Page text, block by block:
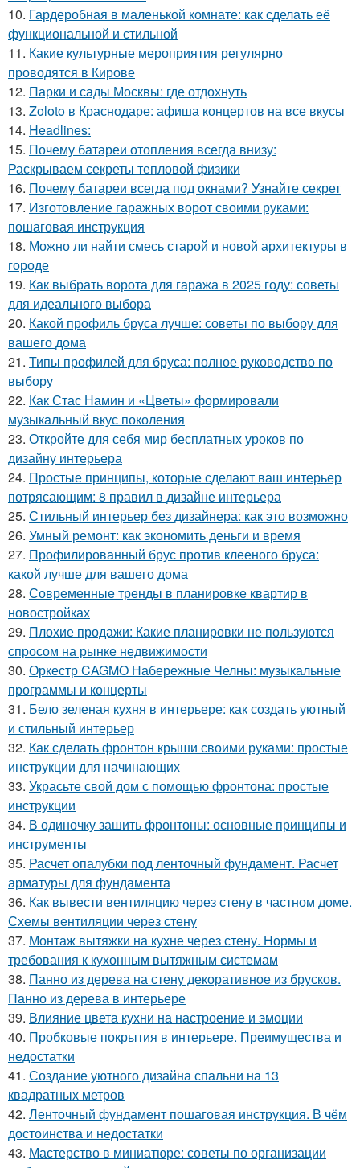
10. Гардеробная в маленькой комнате: как сделать её
функциональной и стильной
11. Какие культурные мероприятия регулярно
проводятся в Кирове
12. Парки и сады Москвы: где отдохнуть
13. Zoloto в Краснодаре: афиша концертов на все вкусы
14. Headlines:
15. Почему батареи отопления всегда внизу:
Раскрываем секреты тепловой физики
16. Почему батареи всегда под окнами? Узнайте секрет
17. Изготовление гаражных ворот своими руками:
пошаговая инструкция
18. Можно ли найти смесь старой и новой архитектуры в
городе
19. Как выбрать ворота для гаража в 2025 году: советы
для идеального выбора
20. Какой профиль бруса лучше: советы по выбору для
вашего дома
21. Типы профилей для бруса: полное руководство по
выбору
22. Как Стас Намин и «Цветы» формировали
музыкальный вкус поколения
23. Откройте для себя мир бесплатных уроков по
дизайну интерьера
24. Простые принципы, которые сделают ваш интерьер
потрясающим: 8 правил в дизайне интерьера
25. Стильный интерьер без дизайнера: как это возможно
26. Умный ремонт: как экономить деньги и время
27. Профилированный брус против клееного бруса:
какой лучше для вашего дома
28. Современные тренды в планировке квартир в
новостройках
29. Плохие продажи: Какие планировки не пользуются
спросом на рынке недвижимости
30. Оркестр CAGMO Набережные Челны: музыкальные
программы и концерты
31. Бело зеленая кухня в интерьере: как создать уютный
и стильный интерьер
32. Как сделать фронтон крыши своими руками: простые
инструкции для начинающих
33. Украсьте свой дом с помощью фронтона: простые
инструкции
34. В одиночку зашить фронтоны: основные принципы и
инструменты
35. Расчет опалубки под ленточный фундамент. Расчет
арматуры для фундамента
36. Как вывести вентиляцию через стену в частном доме.
Схемы вентиляции через стену
37. Монтаж вытяжки на кухне через стену. Нормы и
требования к кухонным вытяжным системам
38. Панно из дерева на стену декоративное из брусков.
Панно из дерева в интерьере
39. Влияние цвета кухни на настроение и эмоции
40. Пробковые покрытия в интерьере. Преимущества и
недостатки
41. Создание уютного дизайна спальни на 13
квадратных метров
42. Ленточный фундамент пошаговая инструкция. В чём
достоинства и недостатки
43. Мастерство в миниатюре: советы по организации